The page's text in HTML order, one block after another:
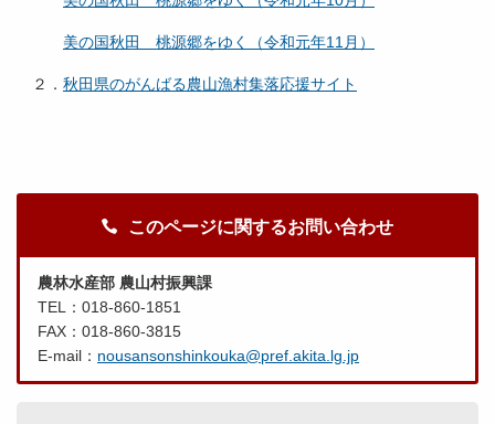
美の国秋田 桃源郷をゆく（令和元年11月）
２． 秋田県のがんばる農山漁村集落応援サイト
このページに関するお問い合わせ
農林水産部 農山村振興課
TEL：018-860-1851
FAX：018-860-3815
E-mail： nousansonshinkouka@pref.akita.lg.jp